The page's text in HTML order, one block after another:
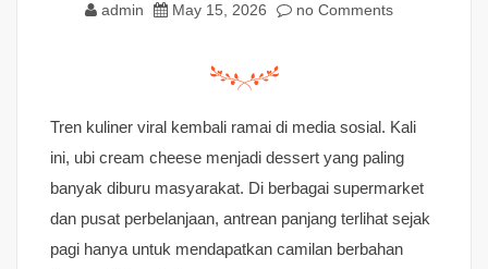
admin May 15, 2026 no Comments
Tren kuliner viral kembali ramai di media sosial. Kali
ini, ubi cream cheese menjadi dessert yang paling
banyak diburu masyarakat. Di berbagai supermarket
dan pusat perbelanjaan, antrean panjang terlihat sejak
pagi hanya untuk mendapatkan camilan berbahan